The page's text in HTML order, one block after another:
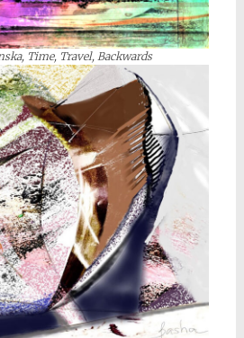
Time, Travel, Backwards